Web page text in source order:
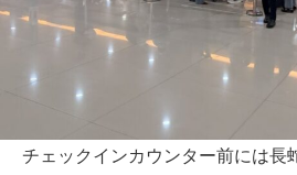
チェックインカウンター前には長